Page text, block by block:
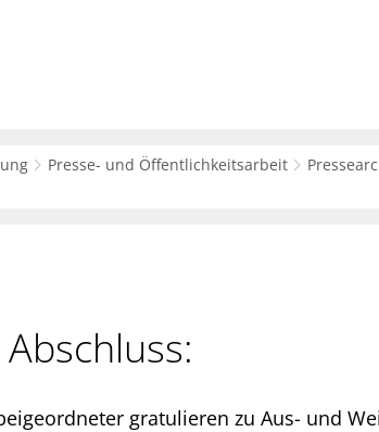
Presse- und Öffentlichkeitsarbeit
gratulieren zu Aus- und